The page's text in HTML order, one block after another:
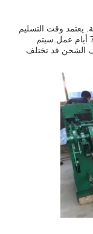
وقت التسليم
المقدر على الوجهة ، ولكن عادة ما يستغرق 3-7 أيام عمل.سيتم
الشحن قد تختلف